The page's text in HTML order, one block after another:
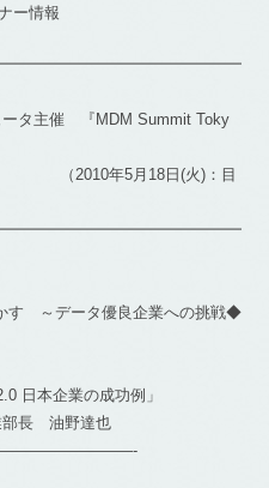
ー情報
ータ主催 『MDM Summit Toky
18日(火)：目
す ～データ優良企業への挑戦◆
日本企業の成功例」
部長 油野達也